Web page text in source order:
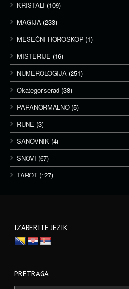
KRISTALI (109)
MAGIJA (233)
MESEČNI HOROSKOP (1)
MISTERIJE (16)
NUMEROLOGIJA (251)
Okategoriserad (38)
PARANORMALNO (5)
RUNE (3)
SANOVNIK (4)
SNOVI (67)
TAROT (127)
IZABERITE JEZIK
PRETRAGA